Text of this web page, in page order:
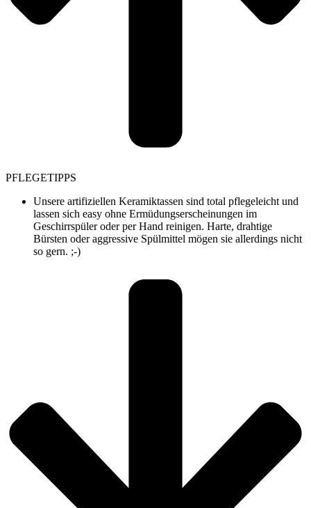
PFLEGETIPPS
Unsere artifiziellen Keramiktassen sind total pflegeleicht und
lassen sich easy ohne Ermüdungserscheinungen im
Geschirrspüler oder per Hand reinigen. Harte, drahtige
Bürsten oder aggressive Spülmittel mögen sie allerdings nicht
so gern. ;-)